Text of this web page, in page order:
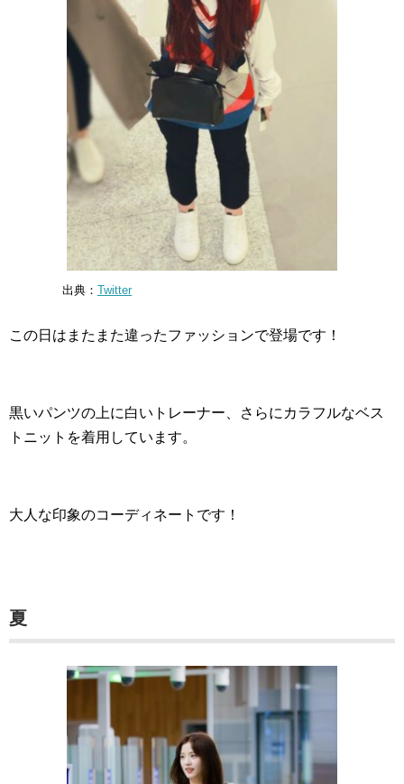
出典： Twitter
この日はまたまた違ったファッションで登場です！
黒いパンツの上に白いトレーナー、さらにカラフルなベス
トニットを着用しています。
大人な印象のコーディネートです！
夏